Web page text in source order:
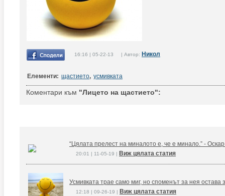
16:16 | 05-22-13 | Автор: Никол
Елементи: щастието, усмивката
Коментари към "Лицето на щастието":
“Цялата прелест на миналото е, че е минало.” -
20:01 | 11-05-19 | Виж цялата статия
Усмивката трае само миг, но споменът за нея остава
12:18 | 09-26-19 | Виж цялата статия